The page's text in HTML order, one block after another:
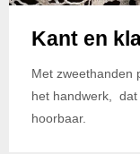
Kant en
Met zweethanden
het handwerk, dat
hoorbaar.